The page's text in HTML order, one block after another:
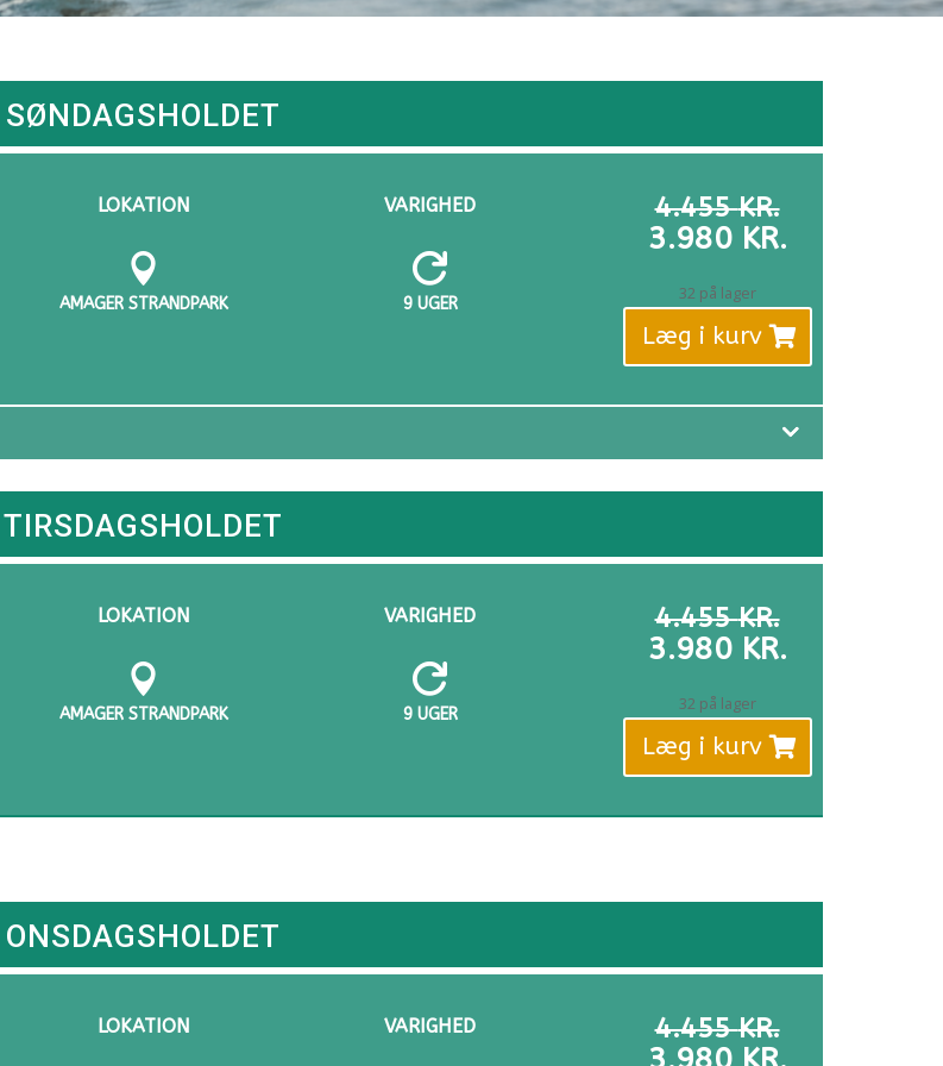
SØNDAGSHOLDET
LOKATION

AMAGER STRANDPARK
VARIGHED

9 UGER
4.455KR.DEN
VAR:
4.455 KR..
3.980 KR.DEN
PRIS
ER:
3.980 KR..
32 på lager
Læg i kurv
TIRSDAGSHOLDET
LOKATION

AMAGER STRANDPARK
VARIGHED

9 UGER
4.455KR.DEN
VAR:
4.455 KR..
3.980 KR.DEN
PRIS
ER:
3.980 KR..
32 på lager
Læg i kurv
ONSDAGSHOLDET
LOKATION VARIGHED 4.455KR.DEN
DEN